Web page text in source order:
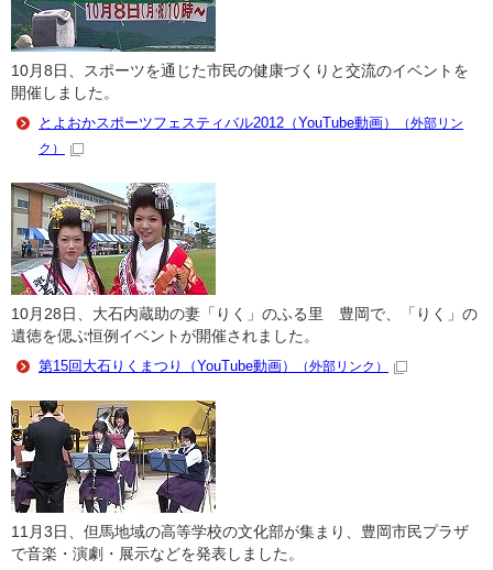
10月8日、スポーツを通じた市民の健康づくりと交流のイベントを
開催しました。
とよおかスポーツフェスティバル2012（YouTube動画）
（外部リン
ク）
10月28日、大石内蔵助の妻「りく」のふる里 豊岡で、「りく」の
遺徳を偲ぶ恒例イベントが開催されました。
第15回大石りくまつり（YouTube動画）
（外部リンク）
11月3日、但馬地域の高等学校の文化部が集まり、豊岡市民プラザ
で音楽・演劇・展示などを発表しました。